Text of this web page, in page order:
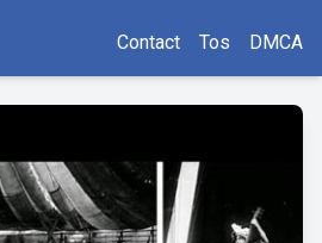
Contact Tos DMCA